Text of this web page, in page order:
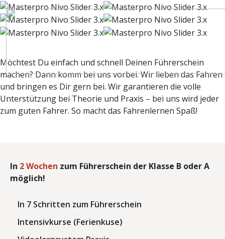
Möchtest Du einfach und schnell Deinen Führerschein
machen? Dann komm bei uns vorbei. Wir lieben das Fahren
und bringen es Dir gern bei. Wir garantieren die volle
Unterstützung bei Theorie und Praxis – bei uns wird jeder
zum guten Fahrer. So macht das Fahrenlernen Spaß!
In 2 Wochen zum Führerschein der Klasse B oder A
möglich!
In 7 Schritten zum Führerschein
Intensivkurse (Ferienkuse)